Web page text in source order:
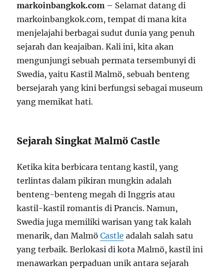
markoinbangkok.com – Selamat datang di
markoinbangkok.com, tempat di mana kita
menjelajahi berbagai sudut dunia yang penuh
sejarah dan keajaiban. Kali ini, kita akan
mengunjungi sebuah permata tersembunyi di
Swedia, yaitu Kastil Malmö, sebuah benteng
bersejarah yang kini berfungsi sebagai museum
yang memikat hati.
Sejarah Singkat Malmö Castle
Ketika kita berbicara tentang kastil, yang
terlintas dalam pikiran mungkin adalah
benteng-benteng megah di Inggris atau
kastil-kastil romantis di Prancis. Namun,
Swedia juga memiliki warisan yang tak kalah
menarik, dan MalmöCastle adalah salah satu
yang terbaik. Berlokasi di kota Malmö, kastil ini
menawarkan perpaduan unik antara sejarah